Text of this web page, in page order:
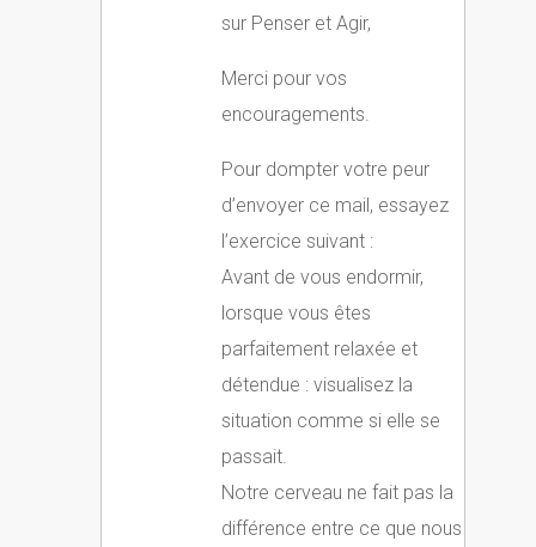
sur Penser et Agir,
Merci pour vos
encouragements.
Pour dompter votre peur
d’envoyer ce mail, essayez
l’exercice suivant :
Avant de vous endormir,
lorsque vous êtes
parfaitement relaxée et
détendue : visualisez la
situation comme si elle se
passait.
Notre cerveau ne fait pas la
différence entre ce que nous